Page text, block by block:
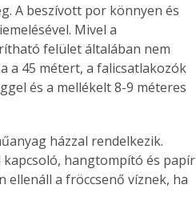
A beszívott por könnyen és
Mivel a
felület általában nem
a 45 métert, a falicsatlakozók
és a mellékelt 8-9 méteres
hangtompító és papír
a fröccsenő víznek, ha